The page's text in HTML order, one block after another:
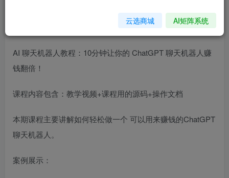
您当前未登录！建议登陆后购买，可保存购买订单
AI 聊天机器人教程：10分钟让你的 ChatGPT 聊天机器人赚
钱翻倍！
课程内容包含：教学视频+课程用的源码+操作文档
本期课程主要讲解如何轻松做一个 可以用来赚钱的ChatGPT
聊天机器人。
案例展示：
云选商城 AI矩阵系统